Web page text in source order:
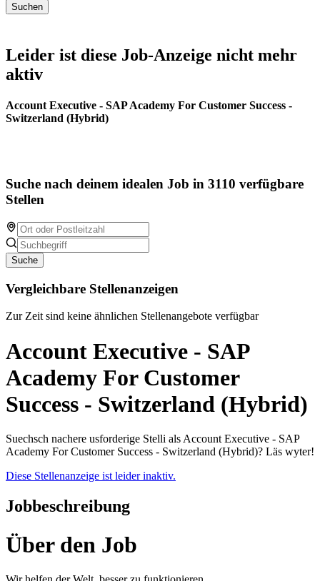
Leider ist diese Job-Anzeige nicht mehr
aktiv
Account Executive - SAP Academy For Customer Success -
Switzerland (Hybrid)
Suche nach deinem idealen Job in 3110 verfügbare
Stellen
Suche
Vergleichbare Stellenanzeigen
Zur Zeit sind keine ähnlichen Stellenangebote verfügbar
Account Executive - SAP
Academy For Customer
Success - Switzerland (Hybrid)
Suechsch nachere usforderige Stelli als Account Executive - SAP
Academy For Customer Success - Switzerland (Hybrid)? Läs wyter!
Diese Stellenanzeige ist leider inaktiv.
Jobbeschreibung
Über den Job